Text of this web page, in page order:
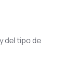
del tipo de